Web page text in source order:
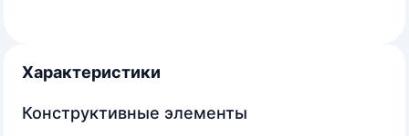
Характеристики
Конструктивные элементы